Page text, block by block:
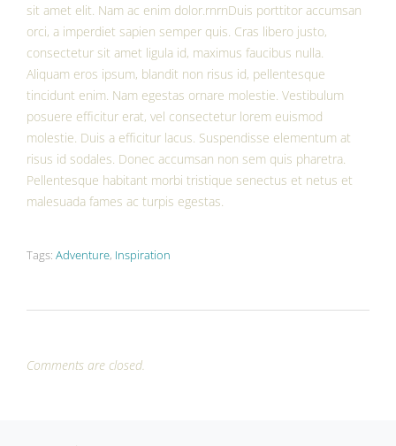
sit amet elit. Nam ac enim dolor.rnrnDuis porttitor accumsan
orci, a imperdiet sapien semper quis. Cras libero justo,
consectetur sit amet ligula id, maximus faucibus nulla.
Aliquam eros ipsum, blandit non risus id, pellentesque
tincidunt enim. Nam egestas ornare molestie. Vestibulum
posuere efficitur erat, vel consectetur lorem euismod
molestie. Duis a efficitur lacus. Suspendisse elementum at
risus id sodales. Donec accumsan non sem quis pharetra.
Pellentesque habitant morbi tristique senectus et netus et
malesuada fames ac turpis egestas.
Tags: Adventure, Inspiration
Comments are closed.